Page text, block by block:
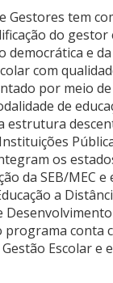
Gestores tem
do gestor
democrática e
com
por meio
de
estrutura
os
da SEB/MEC
a
Desenvolvimento
programa conta
Escolar e